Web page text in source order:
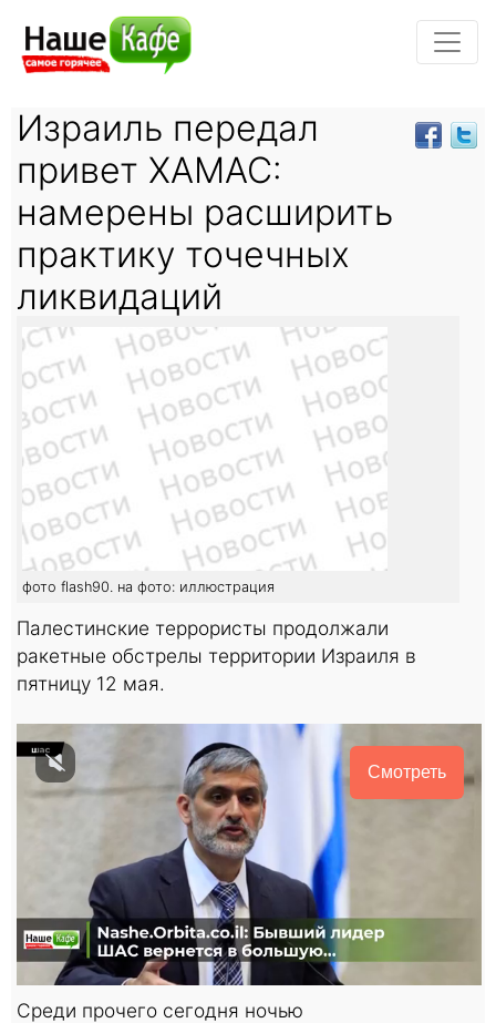
Израиль передал
привет ХАМАС:
намерены расширить
практику точечных
ликвидаций
фото flash90. на фото: иллюстрация
Палестинские террористы продолжали
ракетные обстрелы территории Израиля в
пятницу 12 мая.
Смотреть
Среди прочего сегодня ночью